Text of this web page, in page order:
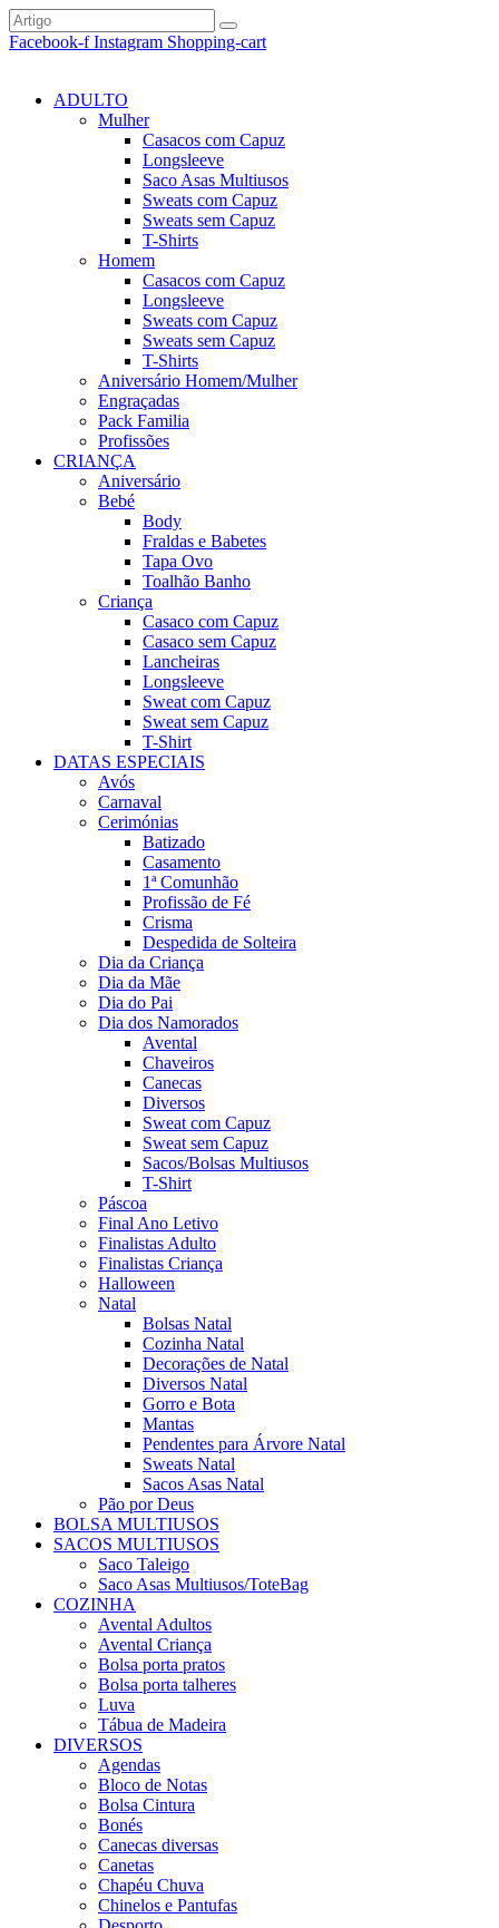
Facebook-f Instagram Shopping-cart
ADULTO
Mulher
Casacos com Capuz
Longsleeve
Saco Asas Multiusos
Sweats com Capuz
Sweats sem Capuz
T-Shirts
Homem
Casacos com Capuz
Longsleeve
Sweats com Capuz
Sweats sem Capuz
T-Shirts
Aniversário Homem/Mulher
Engraçadas
Pack Familia
Profissões
CRIANÇA
Aniversário
Bebé
Body
Fraldas e Babetes
Tapa Ovo
Toalhão Banho
Criança
Casaco com Capuz
Casaco sem Capuz
Lancheiras
Longsleeve
Sweat com Capuz
Sweat sem Capuz
T-Shirt
DATAS ESPECIAIS
Avós
Carnaval
Cerimónias
Batizado
Casamento
1ª Comunhão
Profissão de Fé
Crisma
Despedida de Solteira
Dia da Criança
Dia da Mãe
Dia do Pai
Dia dos Namorados
Avental
Chaveiros
Canecas
Diversos
Sweat com Capuz
Sweat sem Capuz
Sacos/Bolsas Multiusos
T-Shirt
Páscoa
Final Ano Letivo
Finalistas Adulto
Finalistas Criança
Halloween
Natal
Bolsas Natal
Cozinha Natal
Decorações de Natal
Diversos Natal
Gorro e Bota
Mantas
Pendentes para Árvore Natal
Sweats Natal
Sacos Asas Natal
Pão por Deus
BOLSA MULTIUSOS
SACOS MULTIUSOS
Saco Taleigo
Saco Asas Multiusos/ToteBag
COZINHA
Avental Adultos
Avental Criança
Bolsa porta pratos
Bolsa porta talheres
Luva
Tábua de Madeira
DIVERSOS
Agendas
Bloco de Notas
Bolsa Cintura
Bonés
Canecas diversas
Canetas
Chapéu Chuva
Chinelos e Pantufas